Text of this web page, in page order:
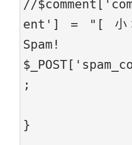
//
ent'] = "[ 小
;
}